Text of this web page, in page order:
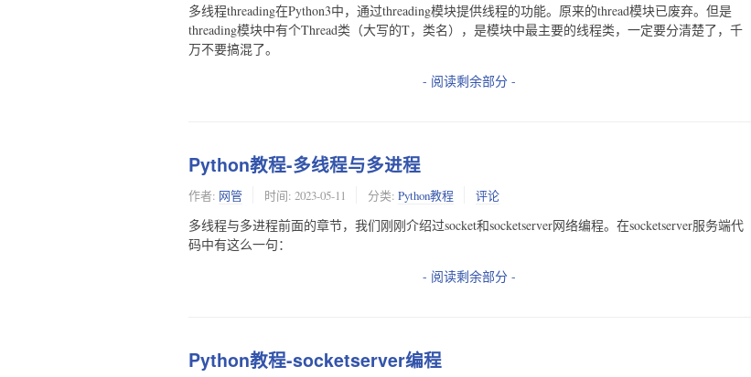
多线程threading在Python3中，通过threading模块提供线程的功能。原来的thread模块已废弃。但是
threading模块中有个Thread类（大写的T，类名），是模块中最主要的线程类，一定要分清楚了，千
万不要搞混了。
- 阅读剩余部分 -
Python教程-多线程与多进程
作者: 网管 时间: 2023-05-11 分类: Python教程 评论
多线程与多进程前面的章节，我们刚刚介绍过socket和socketserver网络编程。在socketserver服务端代
码中有这么一句：
- 阅读剩余部分 -
Python教程-socketserver编程